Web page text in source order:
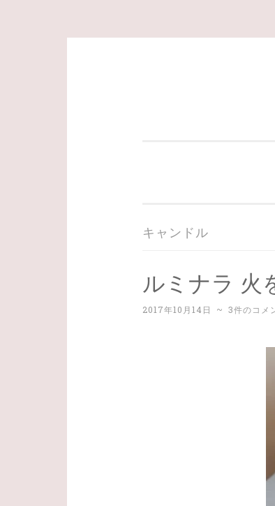
ッ
キャンドル
ルミナラ 火
2017年10月14日 ~ 3件のコメ